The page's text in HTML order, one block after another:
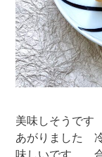
美味しそうです
あがりました